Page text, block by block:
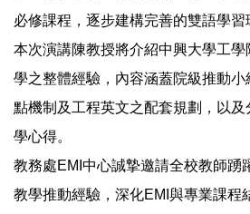
必修課程，逐步建構完善的雙語學習
本次演講陳教授將介紹中興大學工
學之整體經驗，內容涵蓋院級推動
點機制及工程英文之配套規劃，以
學心得。
教務處EMI中心誠摯邀請全校教師踴
教學推動經驗，深化EMI與專業課程